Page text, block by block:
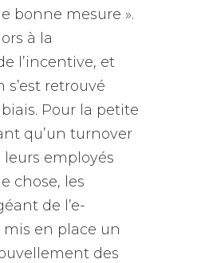
bonne mesure ».
à la
l’incentive, et
retrouvé
Pour la petite
qu’un turnover
employés
chose, les
de l’e-
en place un
des